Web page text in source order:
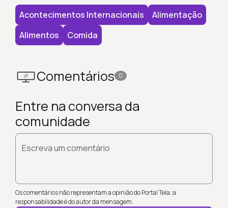
Acontecimentos Internacionais
Alimentação
Alimentos
Comida
Comentários 0
Entre na conversa da
comunidade
Escreva um comentário
Os comentários não representam a opinião do Portal Tela; a
responsabilidade é do autor da mensagem.